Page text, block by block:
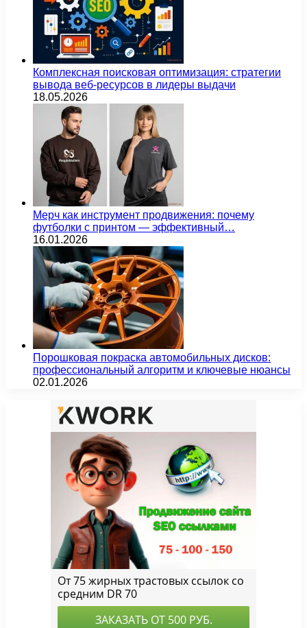
Комплексная поисковая оптимизация: стратегии
вывода веб-ресурсов в лидеры выдачи
18.05.2026
Мерч как инструмент продвижения: почему
футболки с принтом — эффективный…
16.01.2026
Порошковая покраска автомобильных дисков:
профессиональный алгоритм и ключевые нюансы
02.01.2026